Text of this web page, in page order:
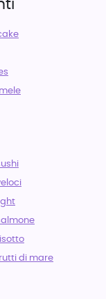
di mare